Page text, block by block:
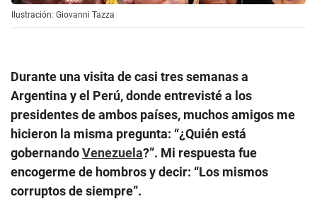
Ilustración: Giovanni Tazza
Durante una visita de casi tres semanas a
Argentina y el Perú, donde entrevisté a los
presidentes de ambos países, muchos amigos me
hicieron la misma pregunta: “¿Quién está
gobernandoVenezuela?”. Mi respuesta fue
encogerme de hombros y decir: “Los mismos
corruptos de siempre”.